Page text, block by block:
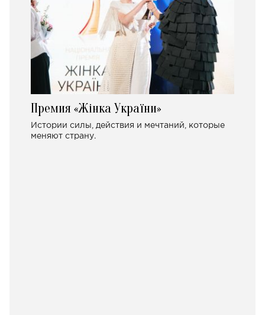
Премия «Жінка України»
Истории силы, действия и мечтаний, которые
меняют страну.